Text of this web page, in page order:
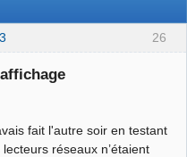
26
fait l'autre soir en testant
réseaux n’étaient